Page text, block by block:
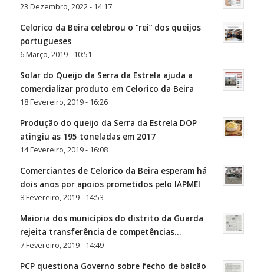
23 Dezembro, 2022 - 14:17
Celorico da Beira celebrou o “rei” dos queijos
portugueses
6 Março, 2019 - 10:51
Solar do Queijo da Serra da Estrela ajuda a
comercializar produto em Celorico da Beira
18 Fevereiro, 2019 - 16:26
Produção do queijo da Serra da Estrela DOP
atingiu as 195 toneladas em 2017
14 Fevereiro, 2019 - 16:08
Comerciantes de Celorico da Beira esperam há
dois anos por apoios prometidos pelo IAPMEI
8 Fevereiro, 2019 - 14:53
Maioria dos municípios do distrito da Guarda
rejeita transferência de competências…
7 Fevereiro, 2019 - 14:49
PCP questiona Governo sobre fecho de balcão